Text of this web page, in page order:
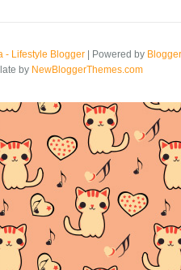
- Lifestyle Blogger | Powered by Blogger
by NewBloggerThemes.com